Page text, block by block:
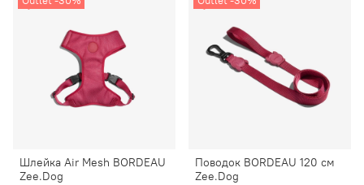
Шлейка Air Mesh BORDEAU
Zee.Dog
Поводок BORDEAU 120 см
Zee.Dog